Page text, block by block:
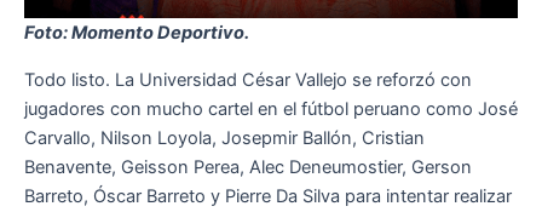
Foto: Momento Deportivo.
Todo listo. La Universidad César Vallejo se reforzó con
jugadores con mucho cartel en el fútbol peruano como José
Carvallo, Nilson Loyola, Josepmir Ballón, Cristian
Benavente, Geisson Perea, Alec Deneumostier, Gerson
Barreto, Óscar Barreto y Pierre Da Silva para intentar realizar